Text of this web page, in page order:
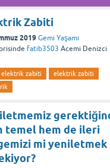
Zabiti
2019 Gemi Yaşamı
fatib3503 Acemi Denizci
elektrik zabiti
elektrik zabiti
temel hem de ileri
mi yeniletmek